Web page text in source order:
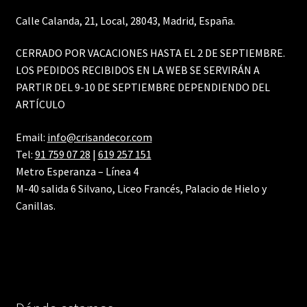
Calle Calanda, 21, Local, 28043, Madrid, España.
CERRADO POR VACACIONES HASTA EL 2 DE SEPTIEMBRE.
LOS PEDIDOS RECIBIDOS EN LA WEB SE SERVIRÁN A
PARTIR DEL 9-10 DE SEPTIEMBRE DEPENDIENDO DEL
ARTÍCULO
Email: info@crisandecor.com
Tel: 91 759 07 28 | 619 257 151
Metro Esperanza – Línea 4
M-40 salida 6 Silvano, Liceo Francés, Palacio de Hielo y
Canillas.